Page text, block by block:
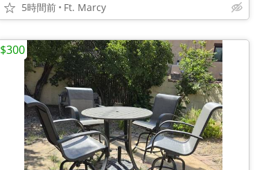
5時間前 Ft. Marcy
$300